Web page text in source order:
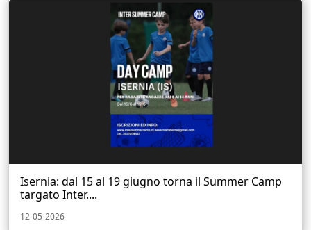
Isernia: dal 15 al 19 giugno torna il Summer Camp
targato Inter....
12-05-2026